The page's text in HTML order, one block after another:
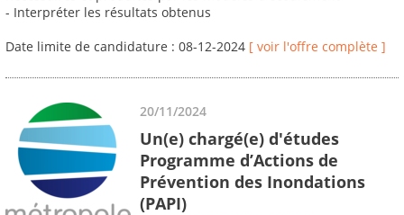
- Interpréter les résultats obtenus
Date limite de candidature : 08-12-2024 [ voir l'offre complète ]
20/11/2024
Un(e) chargé(e) d'études
Programme d’Actions de
Prévention des Inondations
(PAPI)